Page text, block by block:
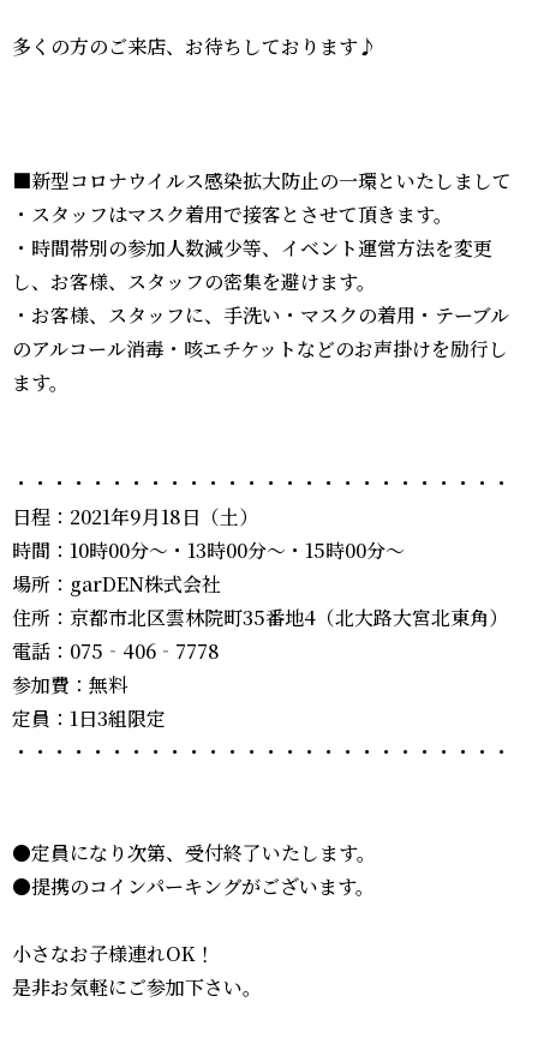
多くの方のご来店、お待ちしております♪
■新型コロナウイルス感染拡大防止の一環といたしまして
・スタッフはマスク着用で接客とさせて頂きます。
・時間帯別の参加人数減少等、イベント運営方法を変更
し、お客様、スタッフの密集を避けます。
・お客様、スタッフに、手洗い・マスクの着用・テーブル
のアルコール消毒・咳エチケットなどのお声掛けを励行し
ます。
・・・・・・・・・・・・・・・・・・・・・・・・・・
日程：2021年9月18日（土）
時間：10時00分～・13時00分～・15時00分～
場所：garDEN株式会社
住所：京都市北区雲林院町35番地4（北大路大宮北東角）
電話：075‐406‐7778
参加費：無料
定員：1日3組限定
・・・・・・・・・・・・・・・・・・・・・・・・・・
●定員になり次第、受付終了いたします。
●提携のコインパーキングがございます。
小さなお子様連れOK！
是非お気軽にご参加下さい。